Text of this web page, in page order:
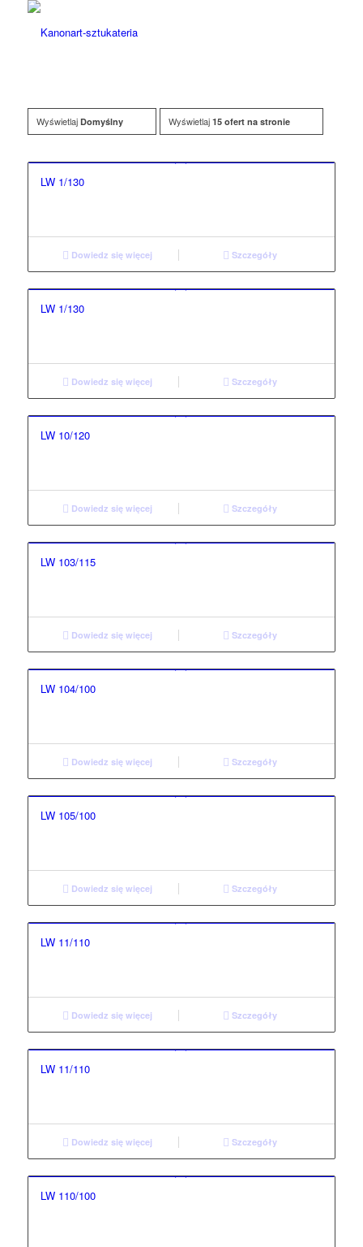
Wyświetlaj Domyślny Wyświetlaj 15 ofert na stronie
LW 1/130
Dowiedz się więcej Szczegóły
LW 1/130
Dowiedz się więcej Szczegóły
LW 10/120
Dowiedz się więcej Szczegóły
LW 103/115
Dowiedz się więcej Szczegóły
LW 104/100
Dowiedz się więcej Szczegóły
LW 105/100
Dowiedz się więcej Szczegóły
LW 11/110
Dowiedz się więcej Szczegóły
LW 11/110
Dowiedz się więcej Szczegóły
LW 110/100